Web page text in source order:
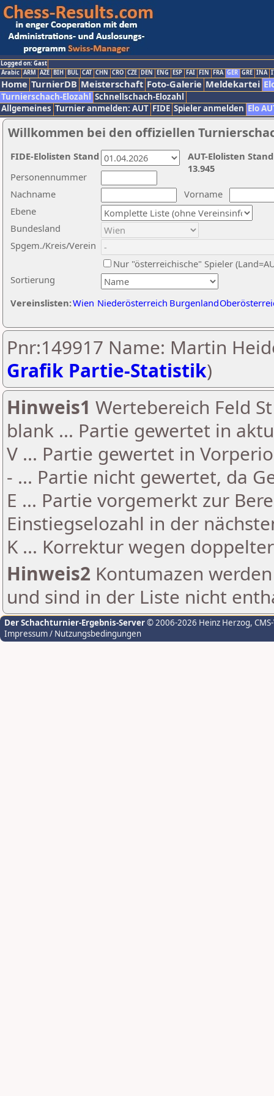
Logged on: Gast
Arabic ARM AZE BIH BUL CAT CHN CRO CZE DEN ENG ESP FAI FIN FRA GER GRE INA
Home TurnierDB Meisterschaft Foto-Galerie Meldekartei
Turnierschach-Elozahl Schnellschach-Elozahl
Allgemeines Turnier anmelden: AUT FIDE Spieler anmelden Elo
Willkommen bei den offiziellen
Nachname
Vorname
Ebene
Sortierung
Personennummer
Bundesland
Spgem./Kreis/Verein
Nur "österreichische" Spieler
Vereinslisten:Wien Niederösterreich Burgenland
AUT-Elolisten
13.945
FIDE-Elolisten Stand
Pnr:149917 Name: Martin
Grafik Partie-Statistik)
Hinweis1 Wertebereich Feld
blank ... Partie gewertet in
V ... Partie gewertet in
- ... Partie nicht gewertet, da
E ... Partie vorgemerkt zur
Einstiegselozahl in der
K ... Korrektur wegen
Hinweis2 Kontumazen
und sind in der Liste nicht
Der Schachturnier-Ergebnis-Server© 2006-2026 Heinz Herzog,
Impressum / Nutzungsbedingungen